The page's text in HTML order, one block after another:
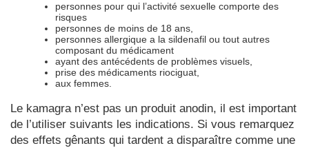
personnes pour qui l’activité sexuelle comporte des
risques
personnes de moins de 18 ans,
personnes allergique a la sildenafil ou tout autres
composant du médicament
ayant des antécédents de problèmes visuels,
prise des médicaments riociguat,
aux femmes.
Le kamagra n’est pas un produit anodin, il est important
de l’utiliser suivants les indications. Si vous remarquez
des effets gênants qui tardent a disparaître comme une